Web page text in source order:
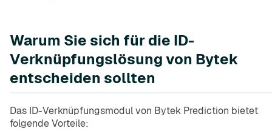
Warum Sie sich für die ID-
Verknüpfungslösung von Bytek
entscheiden sollten
Das ID-Verknüpfungsmodul von Bytek Prediction bietet
folgende Vorteile: